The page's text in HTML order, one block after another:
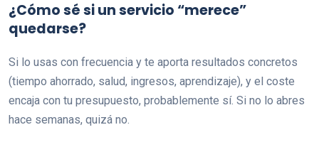
¿Cómo sé si un servicio “merece”
quedarse?
Si lo usas con frecuencia y te aporta resultados concretos
(tiempo ahorrado, salud, ingresos, aprendizaje), y el coste
encaja con tu presupuesto, probablemente sí. Si no lo abres
hace semanas, quizá no.